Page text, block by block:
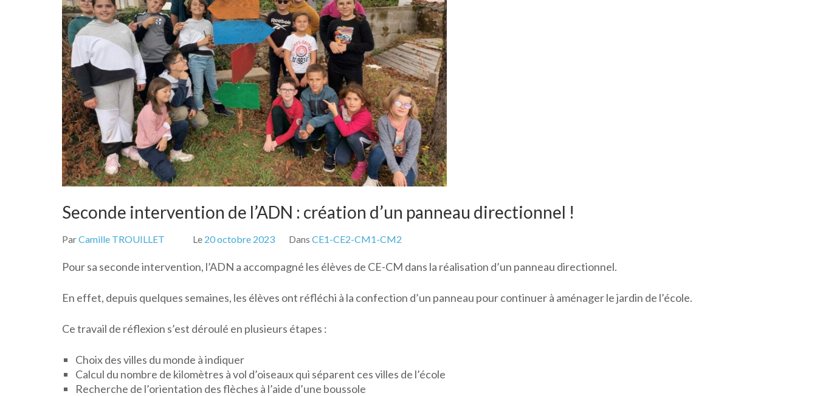
Seconde intervention de l’ADN : création d’un panneau directionnel !
ParCamille TROUILLET Le 20 octobre 2023 Dans CE1-CE2-CM1-CM2
Pour sa seconde intervention, l’ADN a accompagné les élèves de CE-CM dans la réalisation d’un panneau directionnel.
En effet, depuis quelques semaines, les élèves ont réfléchi à la confection d’un panneau pour continuer à aménager le jardin de l’école.
Ce travail de réflexion s’est déroulé en plusieurs étapes :
Choix des villes du monde à indiquer
Calcul du nombre de kilomètres à vol d’oiseaux qui séparent ces villes de l’école
Recherche de l’orientation des flèches à l’aide d’une boussole